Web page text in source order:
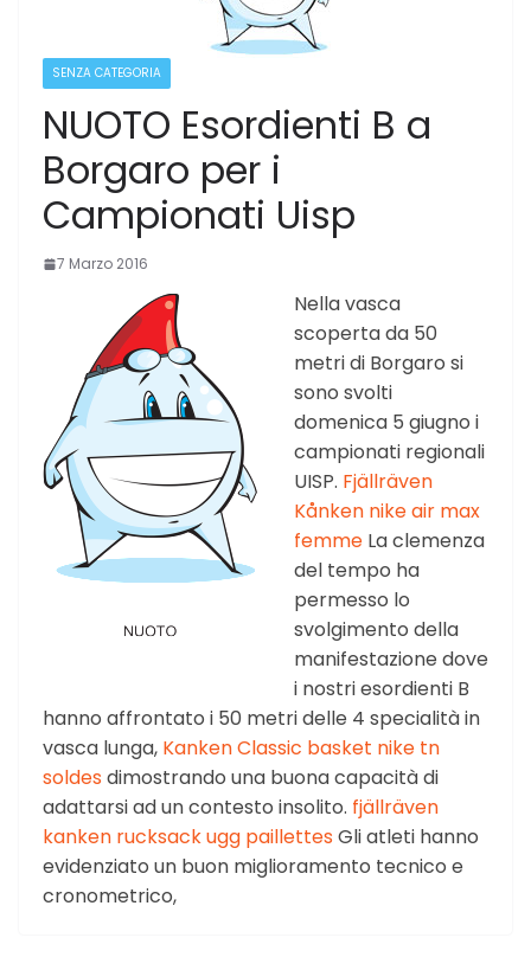
SENZA CATEGORIA
NUOTO Esordienti B a
Borgaro per i
Campionati Uisp
7 Marzo 2016
Nella vasca
scoperta da 50
metri di Borgaro si
sono svolti
domenica 5 giugno i
campionati regionali
UISP. Fjällräven
Kånken nike air max
femme La clemenza
del tempo ha
permesso lo
svolgimento della
manifestazione dove
i nostri esordienti B
hanno affrontato i 50 metri delle 4 specialità in
vasca lunga, Kanken Classic basket nike tn
soldes dimostrando una buona capacità di
adattarsi ad un contesto insolito. fjällräven
kanken rucksackugg paillettes Gli atleti hanno
evidenziato un buon miglioramento tecnico e
cronometrico,